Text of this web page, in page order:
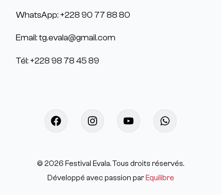
WhatsApp: +228 90 77 88 80
Email: tg.evala@gmail.com
Tél: +228 98 78 45 89
© 2026 Festival Evala. Tous droits réservés.
Développé avec passion parEquilibre